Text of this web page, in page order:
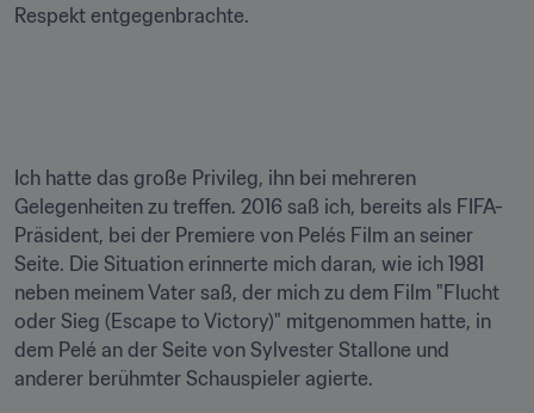
Respekt entgegenbrachte.
Ich hatte das große Privileg, ihn bei mehreren
Gelegenheiten zu treffen. 2016 saß ich, bereits als FIFA-
Präsident, bei der Premiere von Pelés Film an seiner
Seite. Die Situation erinnerte mich daran, wie ich 1981
neben meinem Vater saß, der mich zu dem Film "Flucht
oder Sieg (Escape to Victory)" mitgenommen hatte, in
dem Pelé an der Seite von Sylvester Stallone und
anderer berühmter Schauspieler agierte.